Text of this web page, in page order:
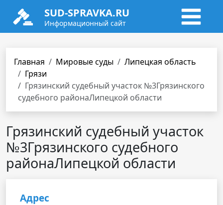
SUD-SPRAVKA.RU
Информационный сайт
Главная Мировые суды
Липецкая область
Грязи
Грязинский судебный участок №3Грязинского
судебного районаЛипецкой области
Грязинский судебный участок
№3Грязинского судебного
районаЛипецкой области
Адрес